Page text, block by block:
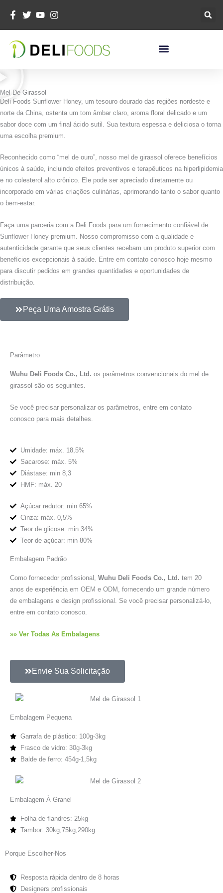
Vertical
Mel De Girassol
Deli Foods Sunflower Honey, um tesouro dourado das regiões nordeste e
norte da China, ostenta um tom âmbar claro, aroma floral delicado e um
sabor doce com um final ácido sutil. Sua textura espessa e deliciosa o torna
uma escolha premium.
Reconhecido como “mel de ouro”, nosso mel de girassol oferece benefícios
únicos à saúde, incluindo efeitos preventivos e terapêuticos na hiperlipidemia
e no colesterol alto crônico. Ele pode ser apreciado diretamente ou
incorporado em várias criações culinárias, aprimorando tanto o sabor quanto
o bem-estar.
Faça uma parceria com a Deli Foods para um fornecimento confiável de
Sunflower Honey premium. Nosso compromisso com a qualidade e
autenticidade garante que seus clientes recebam um produto superior com
benefícios excepcionais à saúde. Entre em contato conosco hoje mesmo
para discutir pedidos em grandes quantidades e oportunidades de
distribuição.
Peça Uma Amostra Grátis
Parâmetro
Wuhu Deli Foods Co., Ltd. os parâmetros convencionais do mel de
girassol são os seguintes.
Se você precisar personalizar os parâmetros, entre em contato
conosco para mais detalhes.
Umidade: máx. 18,5%
Sacarose: máx. 5%
Diástase: min 8,3
HMF: máx. 20
Açúcar redutor: min 65%
Cinza: máx. 0,5%
Teor de glicose: min 34%
Teor de açúcar: min 80%
Embalagem Padrão
Como fornecedor profissional, Wuhu Deli Foods Co., Ltd. tem 20
anos de experiência em OEM e ODM, fornecendo um grande número
de embalagens e design profissional. Se você precisar personalizá-lo,
entre em contato conosco.
»» Ver Todas As Embalagens
Envie Sua Solicitação
Embalagem Pequena
Garrafa de plástico: 100g-3kg
Frasco de vidro: 30g-3kg
Balde de ferro: 454g-1,5kg
Embalagem À Granel
Folha de flandres: 25kg
Tambor: 30kg,75kg,290kg
Porque Escolher-Nos
Resposta rápida dentro de 8 horas
Designers profissionais